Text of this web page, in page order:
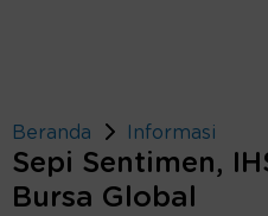
Beranda Informasi
Sepi Sentimen,
Bursa Global